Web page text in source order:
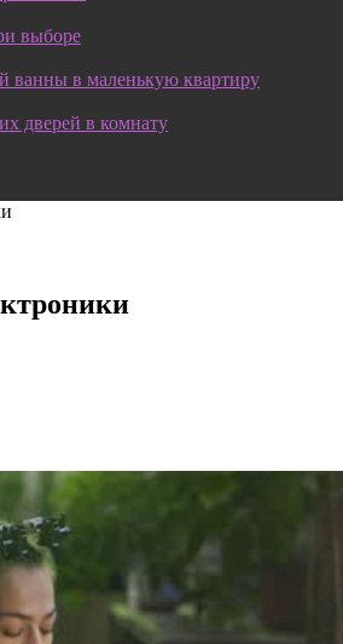
выборе
ванны в маленькую квартиру
дверей в комнату